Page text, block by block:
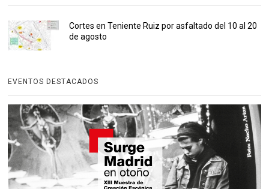
Cortes en Teniente Ruiz por asfaltado del 10 al 20
de agosto
EVENTOS DESTACADOS